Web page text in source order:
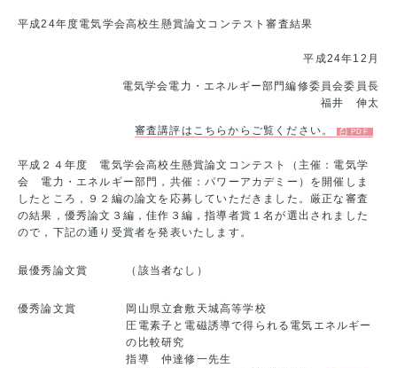
平成24年度電気学会高校生懸賞論文コンテスト審査結果
平成24年12月
電気学会電力・エネルギー部門編修委員会委員長
福井 伸太
審査講評はこちらからご覧ください。
平成２４年度 電気学会高校生懸賞論文コンテスト（主催：電気学
会 電力・エネルギー部門，共催：パワーアカデミー）を開催しま
したところ，９２編の論文を応募していただきました。厳正な審査
の結果，優秀論文３編，佳作３編，指導者賞１名が選出されました
ので，下記の通り受賞者を発表いたします。
最優秀論文賞 （該当者なし）
優秀論文賞
岡山県立倉敷天城高等学校
圧電素子と電磁誘導で得られる電気エネルギー
の比較研究
指導 仲達修一先生